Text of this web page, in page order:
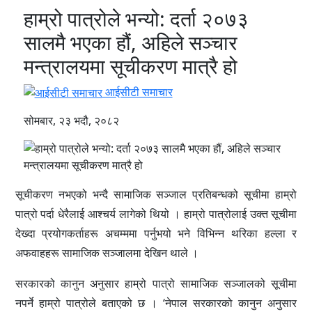
हाम्रो पात्रोले भन्यो: दर्ता २०७३
सालमै भएका हौं, अहिले सञ्चार
मन्त्रालयमा सूचीकरण मात्रै हो
आईसीटी समाचार
सोमबार, २३ भदौ, २०८२
सूचीकरण नभएको भन्दै सामाजिक सञ्जाल प्रतिबन्धको सूचीमा हाम्रो
पात्रो पर्दा धेरैलाई आश्चर्य लागेको थियो । हाम्रो पात्रोलाई उक्त सूचीमा
देख्दा प्रयोगकर्ताहरू अचम्ममा पर्नुभयो भने विभिन्न थरिका हल्ला र
अफवाहहरू सामाजिक सञ्जालमा देखिन थाले ।
सरकारको कानुन अनुसार हाम्रो पात्रो सामाजिक सञ्जालको सूचीमा
नपर्ने हाम्रो पात्रोले बताएको छ । ‘नेपाल सरकारको कानुन अनुसार